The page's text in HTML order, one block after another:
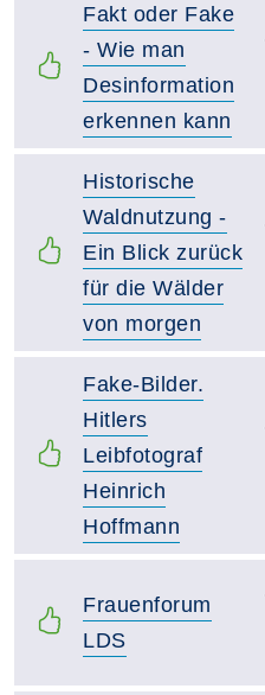
Fakt oder Fake
- Wie man
Desinformation
erkennen kann
Historische
Waldnutzung -
Ein Blick zurück
für die Wälder
von morgen
Fake-Bilder.
Hitlers
Leibfotograf
Heinrich
Hoffmann
Frauenforum
LDS